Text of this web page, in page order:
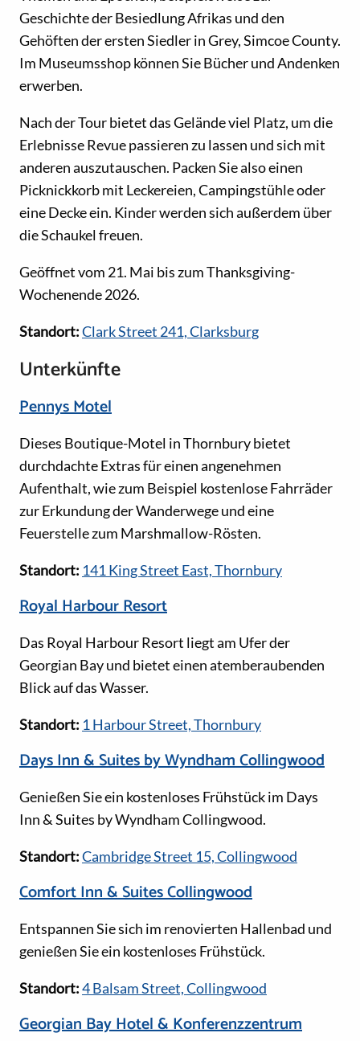
Geschichte der Besiedlung Afrikas und den
Gehöften der ersten Siedler in Grey, Simcoe County.
Im Museumsshop können Sie Bücher und Andenken
erwerben.
Nach der Tour bietet das Gelände viel Platz, um die
Erlebnisse Revue passieren zu lassen und sich mit
anderen auszutauschen. Packen Sie also einen
Picknickkorb mit Leckereien, Campingstühle oder
eine Decke ein. Kinder werden sich außerdem über
die Schaukel freuen.
Geöffnet vom 21. Mai bis zum Thanksgiving-
Wochenende 2026.
Standort:Clark Street 241, Clarksburg
Unterkünfte
Pennys Motel
Dieses Boutique-Motel in Thornbury bietet
durchdachte Extras für einen angenehmen
Aufenthalt, wie zum Beispiel kostenlose Fahrräder
zur Erkundung der Wanderwege und eine
Feuerstelle zum Marshmallow-Rösten.
Standort: 141 King Street East, Thornbury
Royal Harbour Resort
Das Royal Harbour Resort liegt am Ufer der
Georgian Bay und bietet einen atemberaubenden
Blick auf das Wasser.
Standort: 1 Harbour Street, Thornbury
Days Inn & Suites by Wyndham Collingwood
Genießen Sie ein kostenloses Frühstück im Days
Inn & Suites by Wyndham Collingwood.
Standort:Cambridge Street 15, Collingwood
Comfort Inn & Suites Collingwood
Entspannen Sie sich im renovierten Hallenbad und
genießen Sie ein kostenloses Frühstück.
Standort:4 Balsam Street, Collingwood
Georgian Bay Hotel & Konferenzzentrum